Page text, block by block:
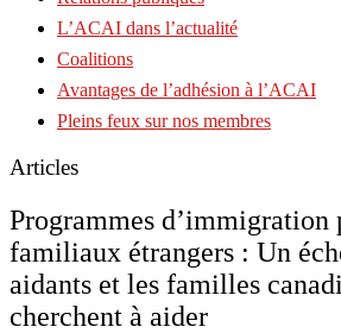
L’ACAI dans l’actualité
Coalitions
Avantages de l’adhésion à l’ACAI
Pleins feux sur nos membres
Articles
Programmes d’immigration
familiaux étrangers : Un
aidants et les familles
cherchent à aider